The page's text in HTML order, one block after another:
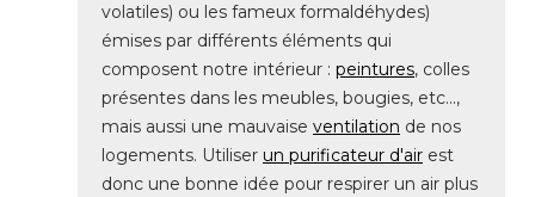
volatiles) ou les fameux formaldéhydes)
émises par différents éléments qui
composent notre intérieur : peintures, colles
présentes dans les meubles, bougies, etc...,
mais aussi une mauvaise ventilation de nos
logements. Utiliser un purificateur d'air est
donc une bonne idée pour respirer un air plus